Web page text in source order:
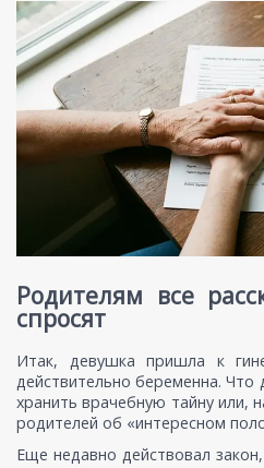
Родителям все
спросят
Итак, девушка пришла к
действительно беременна.
хранить врачебную тайну или,
родителей об «интересном
Еще недавно действовал